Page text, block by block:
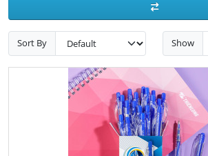
Sort By Show